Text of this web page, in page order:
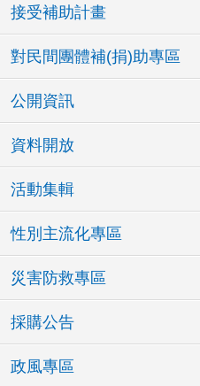
接受補助計畫
對民間團體補(捐)助專區
公開資訊
資料開放
活動集輯
性別主流化專區
災害防救專區
採購公告
政風專區